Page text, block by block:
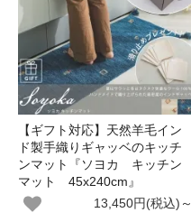
【ギフト対応】天然羊毛イン
ド製手織りギャッベのキッチ
ンマット『ソヨカ キッチン
マット 45x240cm』
13,450円(税込)～